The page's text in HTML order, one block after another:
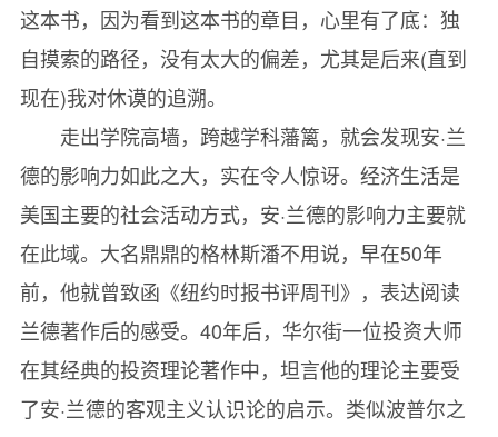
这本书，因为看到这本书的章目，心里有了底：独
自摸索的路径，没有太大的偏差，尤其是后来(直到
现在)我对休谟的追溯。
走出学院高墙，跨越学科藩篱，就会发现安·兰
德的影响力如此之大，实在令人惊讶。经济生活是
美国主要的社会活动方式，安·兰德的影响力主要就
在此域。大名鼎鼎的格林斯潘不用说，早在50年
前，他就曾致函《纽约时报书评周刊》，表达阅读
兰德著作后的感受。40年后，华尔街一位投资大师
在其经典的投资理论著作中，坦言他的理论主要受
了安·兰德的客观主义认识论的启示。类似波普尔之